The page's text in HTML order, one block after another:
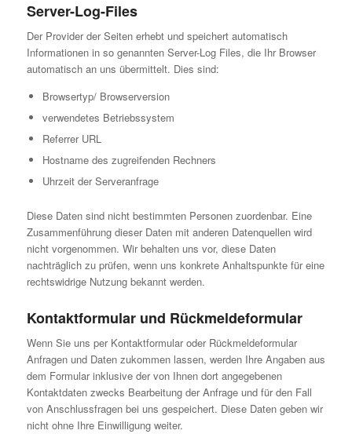
Server-Log-Files
Der Provider der Seiten erhebt und speichert automatisch
Informationen in so genannten Server-Log Files, die Ihr Browser
automatisch an uns übermittelt. Dies sind:
Browsertyp/ Browserversion
verwendetes Betriebssystem
Referrer URL
Hostname des zugreifenden Rechners
Uhrzeit der Serveranfrage
Diese Daten sind nicht bestimmten Personen zuordenbar. Eine
Zusammenführung dieser Daten mit anderen Datenquellen wird
nicht vorgenommen. Wir behalten uns vor, diese Daten
nachträglich zu prüfen, wenn uns konkrete Anhaltspunkte für eine
rechtswidrige Nutzung bekannt werden.
Kontaktformular und Rückmeldeformular
Wenn Sie uns per Kontaktformular oder Rückmeldeformular
Anfragen und Daten zukommen lassen, werden Ihre Angaben aus
dem Formular inklusive der von Ihnen dort angegebenen
Kontaktdaten zwecks Bearbeitung der Anfrage und für den Fall
von Anschlussfragen bei uns gespeichert. Diese Daten geben wir
nicht ohne Ihre Einwilligung weiter.